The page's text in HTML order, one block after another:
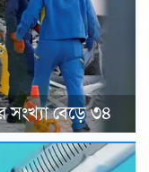
সংখ্যা বেড়ে ৩৪